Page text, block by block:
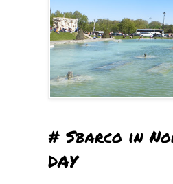
# Sbarco in
DAY